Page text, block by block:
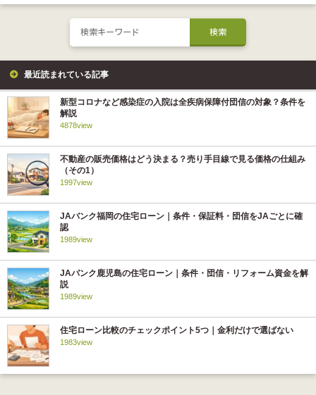
最近読まれている記事
新型コロナなど感染症の入院は全疾病保障付団信の対象？条件を
解説
4878view
不動産の販売価格はどう決まる？売り手目線で見る価格の仕組み
（その1）
1997view
JAバンク福岡の住宅ローン｜条件・保証料・団信をJAごとに確
認
1989view
JAバンク鹿児島の住宅ローン｜条件・団信・リフォーム資金を解
説
1989view
住宅ローン比較のチェックポイント5つ｜金利だけで選ばない
1983view